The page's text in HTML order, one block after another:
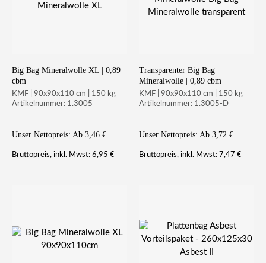
Big Bag Mineralwolle XL | 0,89
cbm
KMF | 90x90x110 cm | 150 kg
Artikelnummer: 1.3005
Unser Nettopreis: Ab 3,46 €
Bruttopreis, inkl. Mwst: 6,95€
Transparenter Big Bag
Mineralwolle | 0,89 cbm
KMF | 90x90x110 cm | 150 kg
Artikelnummer: 1.3005-D
Unser Nettopreis: Ab 3,72 €
Bruttopreis, inkl. Mwst: 7,47€